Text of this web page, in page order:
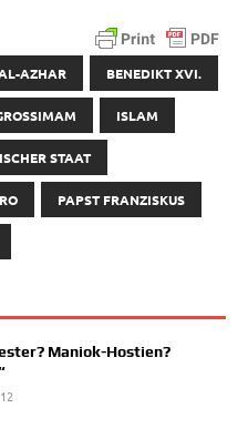
AZHAR BENEDIKT XVI.
ISLAM
STAAT
PAPST FRANZISKUS
Maniok-Hostien?
12